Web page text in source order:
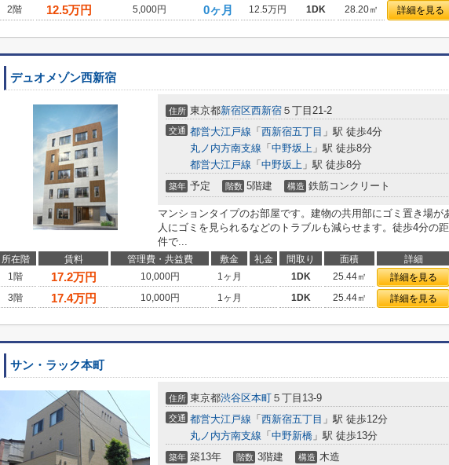
2階
12.5万円 5,000円 0ヶ月 12.5万円 1DK 28.20㎡ 詳細を見る
デュオメゾン西新宿
住所 東京都新宿区西新宿 ５丁目21-2
交通 都営大江戸線 「 西新宿五丁目 」駅 徒歩4分
丸ノ内方南支線 「 中野坂上 」駅 徒歩8分
都営大江戸線 「 中野坂上 」駅 徒歩8分
築年 予定 階数 5階建 構造 鉄筋コンクリート
マンションタイプのお部屋です。建物の共用部にゴミ置き場が
人にゴミを見られるなどのトラブルも減らせます。徒歩4分の
件で...
所在階 賃料 管理費・共益費 敷金 礼金 間取り 面積 詳細
1階
17.2万円 10,000円 1ヶ月 1DK 25.44㎡ 詳細を見る
3階
17.4万円 10,000円 1ヶ月 1DK 25.44㎡ 詳細を見る
サン・ラック本町
住所 東京都渋谷区本町 ５丁目13-9
交通 都営大江戸線 「 西新宿五丁目 」駅 徒歩12分
丸ノ内方南支線 「 中野新橋 」駅 徒歩13分
築年 築13年 階数 3階建 構造 木造